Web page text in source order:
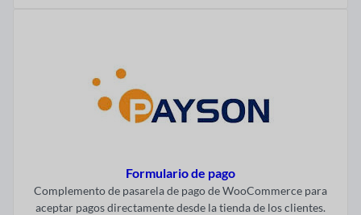
Formulario de pago
Complemento de pasarela de pago de WooCommerce para
aceptar pagos directamente desde la tienda de los clientes.